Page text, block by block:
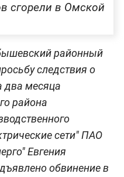
сгорели в Омской
районный
следствия о
два месяца
района
сети" ПАО
Евгения
обвинение в